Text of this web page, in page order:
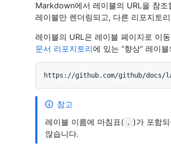
Markdown에서 레이블의 URL을 참
레이블만 렌더링되고, 다른 리포지토
레이블의 URL은 레이블 페이지로 이
문서 리포지토리에 있는 “향상” 레이
참고
레이블 이름에 마침표( .
)가 포함
않습니다.